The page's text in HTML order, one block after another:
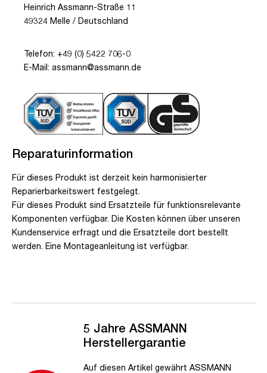
Heinrich Assmann-Straße 11
49324 Melle / Deutschland
Telefon: +49 (0) 5422 706-0
E-Mail: assmann@assmann.de
Reparaturinformation
Für dieses Produkt ist derzeit kein harmonisierter
Reparierbarkeitswert festgelegt.
Für dieses Produkt sind Ersatzteile für funktionsrelevante
Komponenten verfügbar. Die Kosten können über unseren
Kundenservice erfragt und die Ersatzteile dort bestellt
werden. Eine Montageanleitung ist verfügbar.
5 Jahre ASSMANN
Herstellergarantie
Auf diesen Artikel gewährt ASSMANN